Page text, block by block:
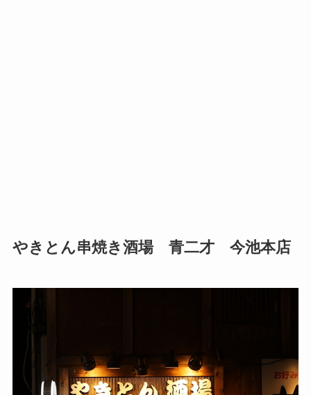
やきとん串焼き酒場 青二才 今池本店